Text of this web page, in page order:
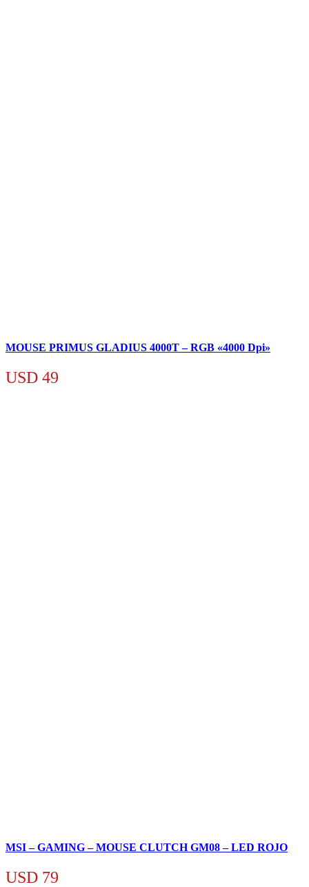
MOUSE PRIMUS GLADIUS 4000T – RGB «4000 Dpi»
USD 49
MSI – GAMING – MOUSE CLUTCH GM08 – LED ROJO
USD 79